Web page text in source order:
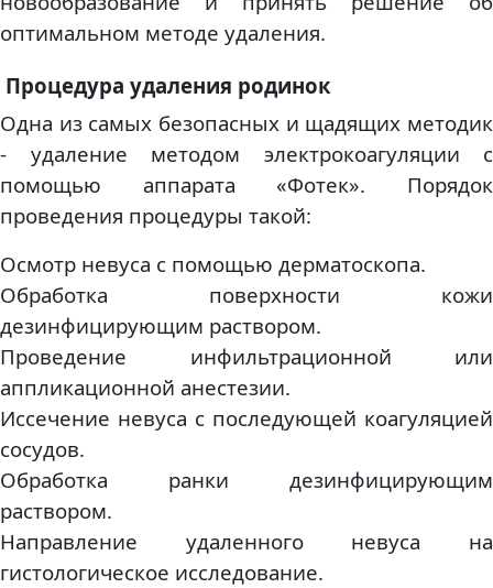
оптимальном методе удаления.
Процедура удаления родинок
Одна из самых безопасных и щадящих методик
- удаление методом электрокоагуляции с
помощью аппарата «Фотек». Порядок
проведения процедуры такой:
Осмотр невуса с помощью дерматоскопа.
Обработка поверхности кожи
дезинфицирующим раствором.
Проведение инфильтрационной или
аппликационной анестезии.
Иссечение невуса с последующей коагуляцией
сосудов.
Обработка ранки дезинфицирующим
раствором.
Направление удаленного невуса на
гистологическое исследование.